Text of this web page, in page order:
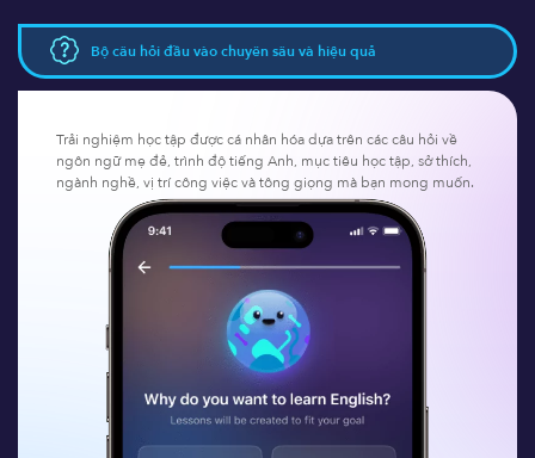
Bộ câu hỏi đầu vào chuyên sâu và hiệu quả
Trải nghiệm học tập được cá nhân hóa dựa trên các câu hỏi về
ngôn ngữ mẹ đẻ, trình độ tiếng Anh, mục tiêu học tập, sở thích,
ngành nghề, vị trí công việc và tông giọng mà bạn mong muốn.